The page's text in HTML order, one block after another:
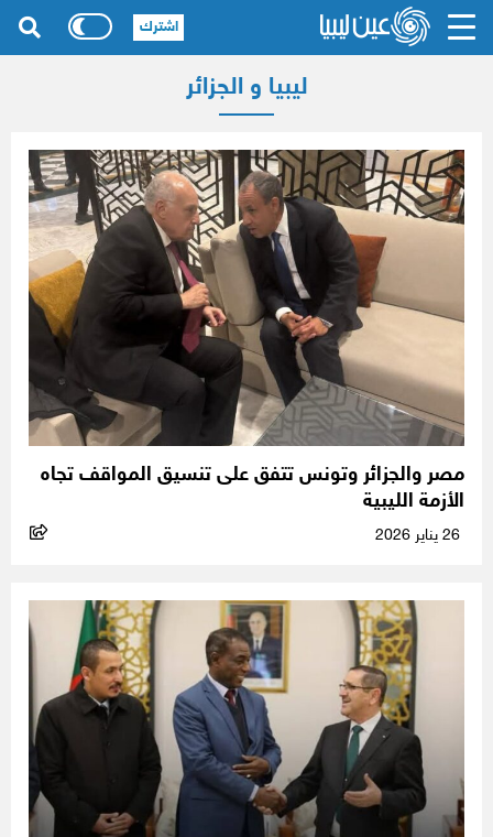
ليبيا و الجزائر
مصر والجزائر وتونس تتفق على تنسيق المواقف تجاه
الأزمة الليبية
اشترك